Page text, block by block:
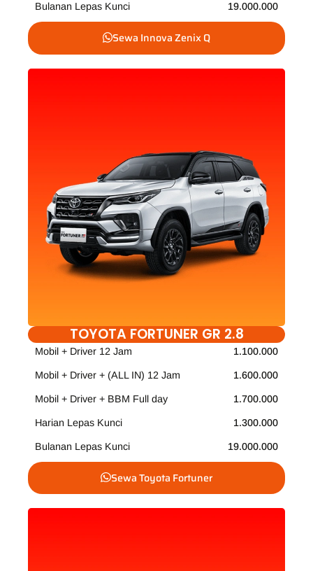
Bulanan Lepas Kunci 19.000.000
Sewa Innova Zenix Q
TOYOTA FORTUNER GR 2.8
Mobil + Driver 12 Jam 1.100.000
Mobil + Driver + (ALL IN) 12 Jam 1.600.000
Mobil + Driver + BBM Full day 1.700.000
Harian Lepas Kunci 1.300.000
Bulanan Lepas Kunci 19.000.000
Sewa Toyota Fortuner